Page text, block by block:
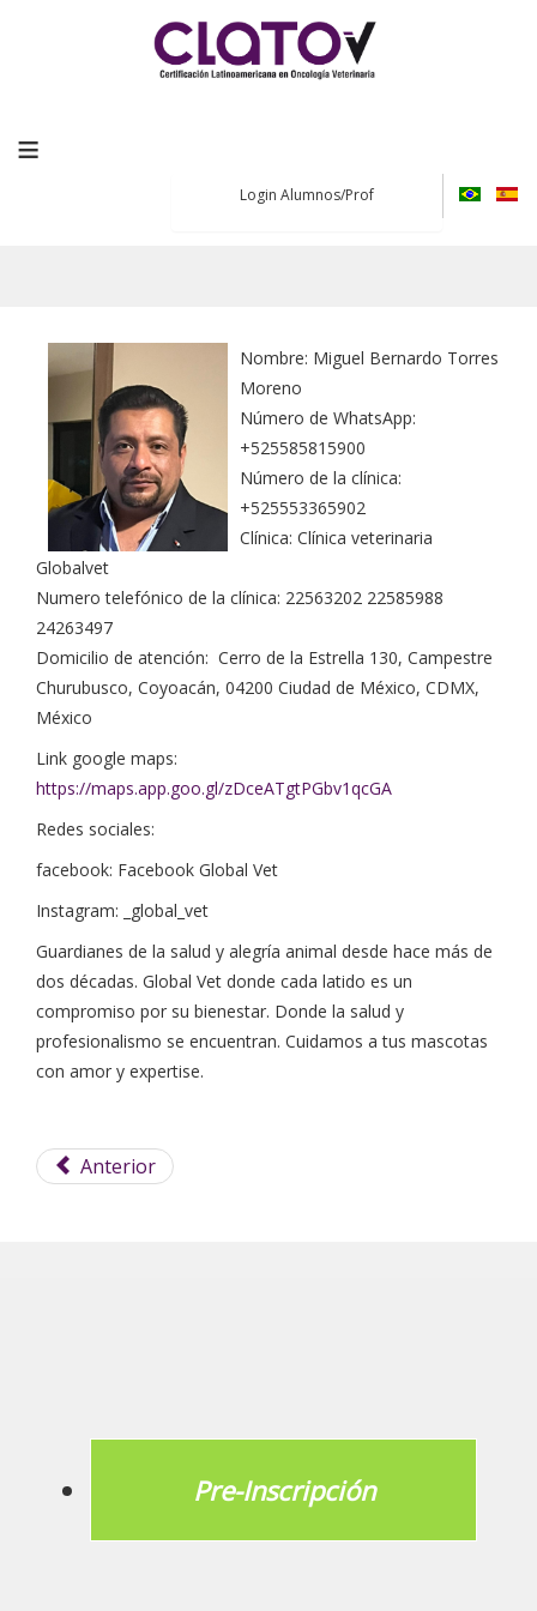
≡
Login Alumnos/Prof
Nombre: Miguel Bernardo Torres
Moreno
Número de WhatsApp:
+525585815900
Número de la clínica:
+525553365902
Clínica: Clínica veterinaria
Globalvet
Numero telefónico de la clínica: 22563202 22585988
24263497
Domicilio de atención: Cerro de la Estrella 130, Campestre
Churubusco, Coyoacán, 04200 Ciudad de México, CDMX,
México
Link google maps:
https://maps.app.goo.gl/zDceATgtPGbv1qcGA
Redes sociales:
facebook: Facebook Global Vet
Instagram: _global_vet
Guardianes de la salud y alegría animal desde hace más de
dos décadas. Global Vet donde cada latido es un
compromiso por su bienestar. Donde la salud y
profesionalismo se encuentran. Cuidamos a tus mascotas
con amor y expertise.
Anterior
Pre-Inscripción